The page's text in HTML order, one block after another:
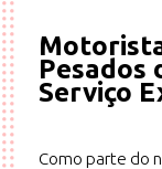
Pesados
Serviço
Como parte do